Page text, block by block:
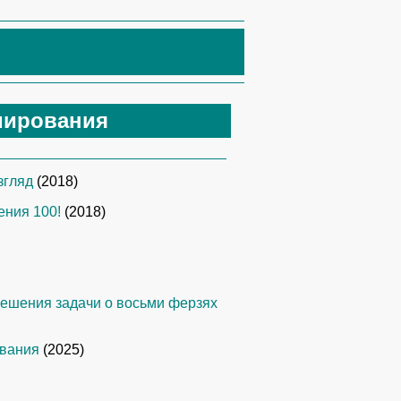
(2018)
100! (2018)
задачи о восьми ферзях
(2025)